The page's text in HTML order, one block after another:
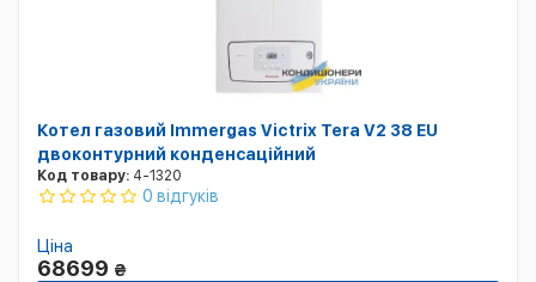
Котел газовий Immergas Victrix Tera V2 38 EU
двоконтурний конденсаційний
Код товару: 4-1320
0 відгуків
Ціна
68699 ₴